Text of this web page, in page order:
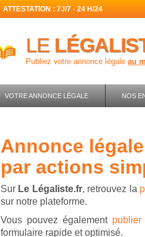
ATTESTATION : 7J/7 - 24 H/24
LE
Publiez votre annonce légale au
VOTRE ANNONCE LÉGALE NOS
annonce légale sam the agency - société
par actions
Sur Le Légaliste.fr, retrouvez la
sur notre plateforme.
Vous pouvez également
formulaire rapide et optimisé.